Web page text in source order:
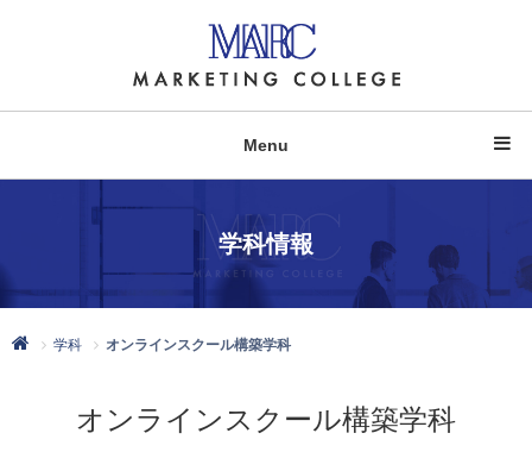
Menu
学科情報
学科 オンラインスクール構築学科
オンラインスクール構築学科